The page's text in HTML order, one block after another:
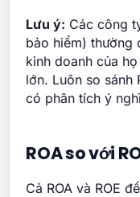
Lưu ý: Các công
bảo hiểm) thường
kinh doanh của
lớn. Luôn so sánh
có phân tích ý
ROA so với
Cả ROA và ROE